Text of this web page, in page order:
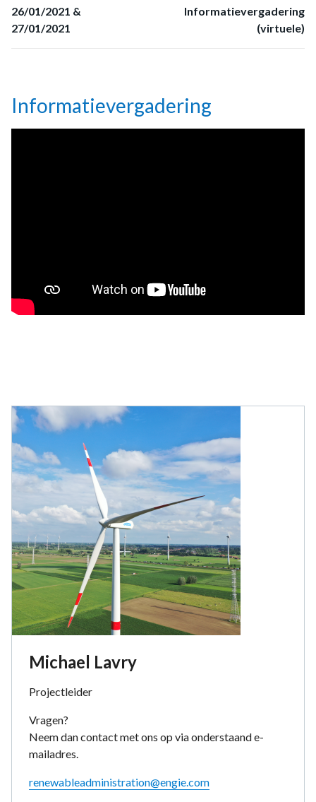
26/01/2021 &
27/01/2021
Informatievergadering
(virtuele)
Informatievergadering
Michael Lavry
Projectleider
Vragen?
Neem dan contact met ons op via onderstaand e-
mailadres.
renewableadministration@engie.com